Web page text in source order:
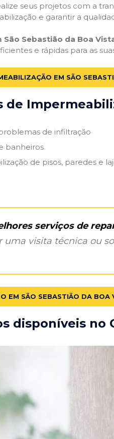
seus projetos com a
e garantir a
Sebastião da Boa
e rápidas para as
EM SÃO
de
de infiltração
banheiros
de pisos, paredes e
serviços de
visita técnica ou
EM SÃO SEBASTIÃO DA BOA
disponíveis no